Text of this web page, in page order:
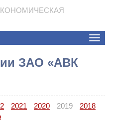
Toggle
ЗАО «АВК
2021 2020 2019
2018